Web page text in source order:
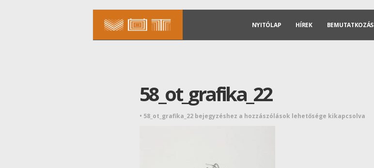
NYITÓLAP HÍREK BEMUTATKOZÁS
58_ot_grafika_22
• 58_ot_grafika_22 bejegyzéshez a hozzászólások lehetősége kikapcsolva